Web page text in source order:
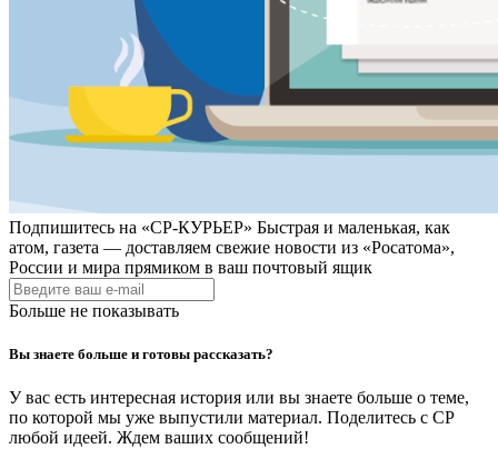
Подпишитесь на «СР-КУРЬЕР» Быстрая и маленькая, как
атом, газета — доставляем свежие новости из «Росатома»,
России и мира прямиком в ваш почтовый ящик
Больше не показывать
Вы знаете больше и готовы рассказать?
У вас есть интересная история или вы знаете больше о теме,
по которой мы уже выпустили материал. Поделитесь с СР
любой идеей. Ждем ваших сообщений!